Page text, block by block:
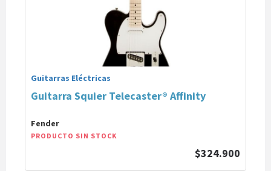
Guitarras Eléctricas
Guitarra Squier Telecaster® Affinity
Fender
PRODUCTO SIN STOCK
$324.900